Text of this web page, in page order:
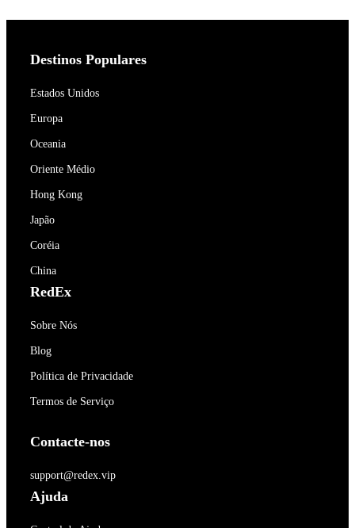
Destinos Populares
Estados Unidos
Europa
Oceania
Oriente Médio
Hong Kong
Japão
Coréia
China
RedEx
Sobre Nós
Blog
Política de Privacidade
Termos de Serviço
Contacte-nos
support@redex.vip
Ajuda